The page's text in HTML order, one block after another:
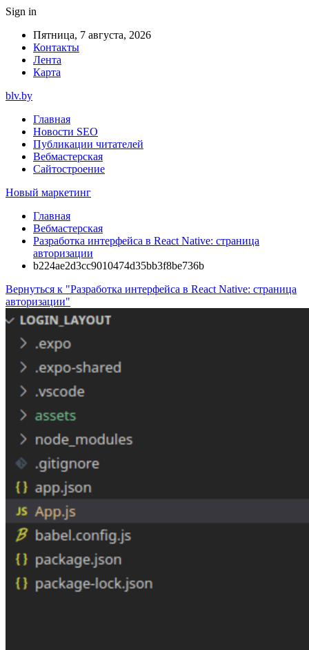
Sign in
Пятница, 7 августа, 2026
Контакты
Лента
Карта
blv.by
Главная
Новости SEO
Публикации читателей
Вебмастерская
Сайтостроение
Новый маркетинг
Главная
Вебмастерская
Разработка интерфейса в React Native: страница
авторизации
b224ae2d3cc9010474d35bb3f8be736b
Вернуться к "Разработка интерфейса в React Native: страница
авторизации"